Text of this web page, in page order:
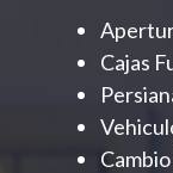
Cajas